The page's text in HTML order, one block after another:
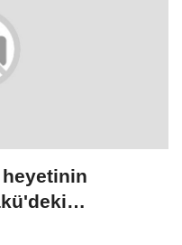
heyetinin